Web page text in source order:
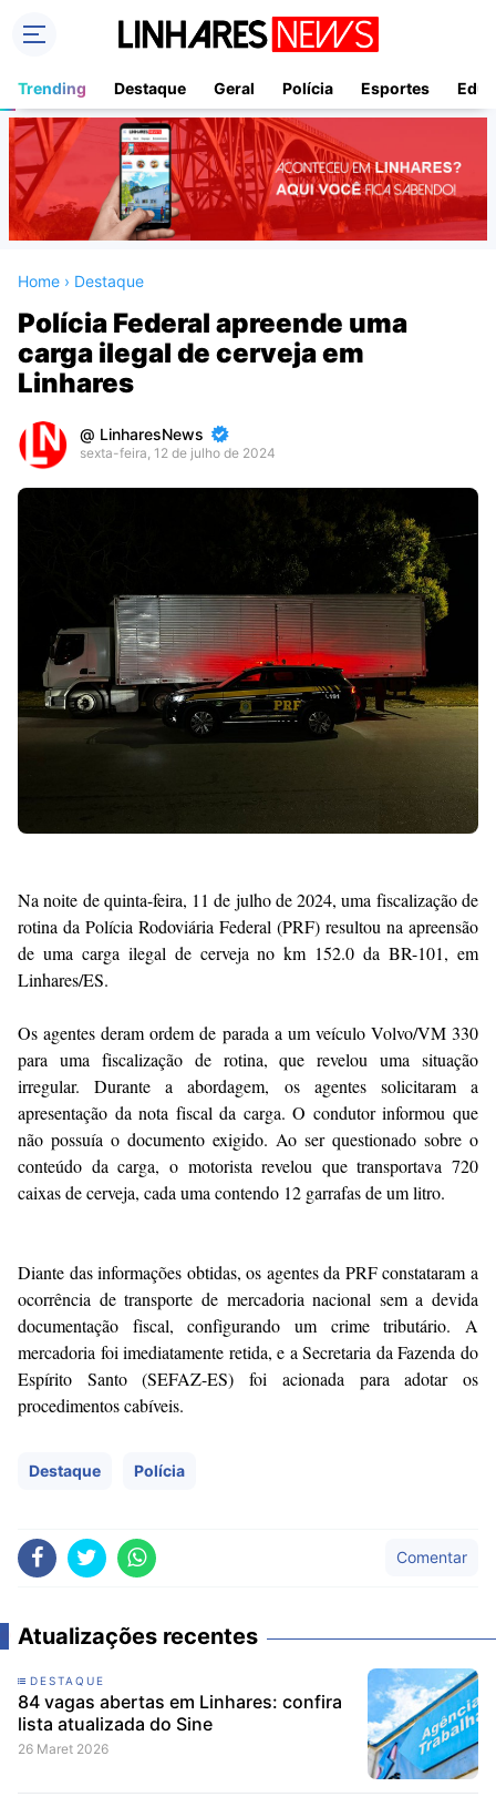
Trending Destaque Geral Polícia Esportes
Home › Destaque
Polícia Federal apreende uma
carga ilegal de cerveja em
Linhares
LinharesNews
sexta-feira, 12 de julho de 2024
Premium
Templates
Na noite de quinta-feira, 11 de julho de 2024, uma fiscalização de
rotina da Polícia Rodoviária Federal (PRF) resultou na apreensão
de uma carga ilegal de cerveja no km 152.0 da BR-101, em
Linhares/ES.
Os agentes deram ordem de parada a um veículo Volvo/VM 330
para uma fiscalização de rotina, que revelou uma situação
irregular. Durante a abordagem, os agentes solicitaram a
apresentação da nota fiscal da carga. O condutor informou que
não possuía o documento exigido. Ao ser questionado sobre o
conteúdo da carga, o motorista revelou que transportava 720
caixas de cerveja, cada uma contendo 12 garrafas de um litro.
Diante das informações obtidas, os agentes da PRF constataram a
ocorrência de transporte de mercadoria nacional sem a devida
documentação fiscal, configurando um crime tributário. A
mercadoria foi imediatamente retida, e a Secretaria da Fazenda do
Espírito Santo (SEFAZ-ES) foi acionada para adotar os
procedimentos cabíveis.
Destaque Polícia
Comentar
Atualizações recentes
DESTAQUE
84 vagas abertas em Linhares: confira
lista atualizada do Sine
26 Maret 2026